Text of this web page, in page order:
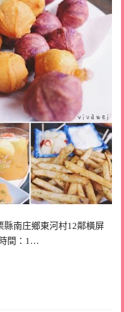
縣南庄鄉東河村12鄰橫屏
間：1…